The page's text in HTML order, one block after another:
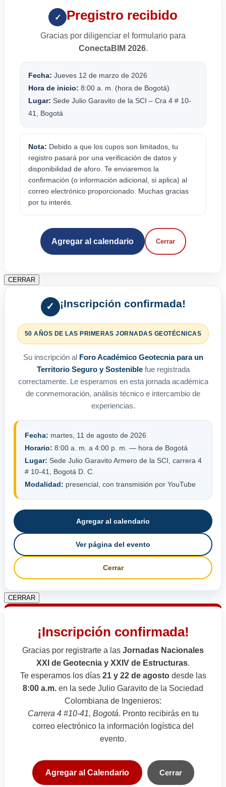
✓ Pregistro recibido
Gracias por diligenciar el formulario para
ConectaBIM 2026.
Fecha: Jueves 12 de marzo de 2026
Hora de inicio: 8:00 a. m. (hora de Bogotá)
Lugar: Sede Julio Garavito de la SCI – Cra 4 # 10-
41, Bogotá
Nota: Debido a que los cupos son limitados, tu
registro pasará por una verificación de datos y
disponibilidad de aforo. Te enviaremos la
confirmación (o información adicional, si aplica) al
correo electrónico proporcionado. Muchas gracias
por tu interés.
Agregar al calendario Cerrar
CERRAR
✓ ¡Inscripción confirmada!
50 AÑOS DE LAS PRIMERAS JORNADAS GEOTÉCNICAS
Su inscripción al Foro Académico Geotecnia para un
Territorio Seguro y Sosteniblefue registrada
correctamente. Le esperamos en esta jornada académica
de conmemoración, análisis técnico e intercambio de
experiencias.
Fecha: martes, 11 de agosto de 2026
Horario: 8:00 a. m. a 4:00 p. m. — hora de Bogotá
Lugar: Sede Julio Garavito Armero de la SCI, carrera 4
# 10-41, Bogotá D. C.
Modalidad: presencial, con transmisión por YouTube
Agregar al calendario
Ver página del evento
Cerrar
CERRAR
¡Inscripción confirmada!
Gracias por registrarte a las Jornadas Nacionales
XXI de Geotecnia y XXIV de Estructuras.
Te esperamos los días 21 y 22 de agostodesde las
8:00 a.m. en la sede Julio Garavito de la Sociedad
Colombiana de Ingenieros:
Carrera 4 #10-41, Bogotá. Pronto recibirás en tu
correo electrónico la información logística del
evento.
Agregar al Calendario Cerrar